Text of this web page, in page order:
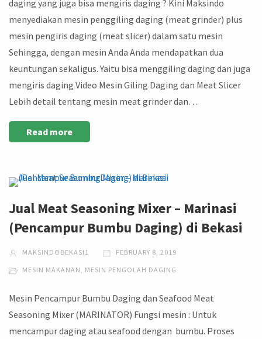
daging yang juga bisa mengiris daging ? Kini Maksindo
menyediakan mesin penggiling daging (meat grinder) plus
mesin pengiris daging (meat slicer) dalam satu mesin
Sehingga, dengan mesin Anda Anda mendapatkan dua
keuntungan sekaligus. Yaitu bisa menggiling daging dan juga
mengiris daging Video Mesin Giling Daging dan Meat Slicer
Lebih detail tentang mesin meat grinder dan…
Read more
Jual Meat Seasoning Mixer – Marinasi
(Pencampur Bumbu Daging) di Bekasi
MAKSINDOBEKASI1 FEBRUARY 8, 2019
MESIN MAKANAN, MESIN PENGOLAH DAGING
Mesin Pencampur Bumbu Daging dan Seafood Meat
Seasoning Mixer (MARINATOR) Fungsi mesin : Untuk
mencampur daging atau seafood dengan bumbu. Proses